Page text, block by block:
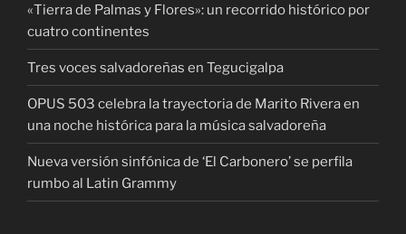
«Tierra de Palmas y Flores»: un recorrido histórico por
cuatro continentes
Tres voces salvadoreñas en Tegucigalpa
OPUS 503 celebra la trayectoria de Marito Rivera en
una noche histórica para la música salvadoreña
Nueva versión sinfónica de ‘El Carbonero’ se perfila
rumbo al Latin Grammy